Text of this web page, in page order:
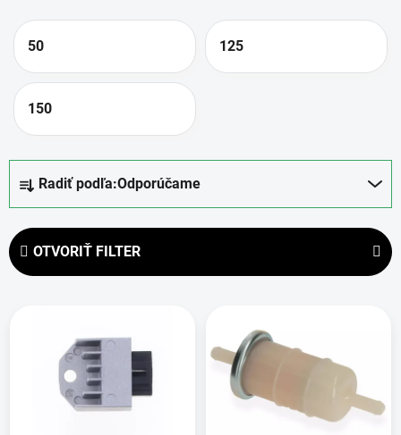
50 125
150
e
n
Radiť podľa:Odporúčame
OTVORIŤ FILTER